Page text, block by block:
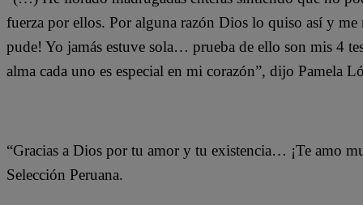
fuerza por ellos. Por alguna razón Dios lo quiso así y me
pude! Yo jamás estuve sola… prueba de ello son mis 4
alma cada uno es especial en mi corazón”, dijo Pamela
“Gracias a Dios por tu amor y tu existencia… ¡Te amo
Selección Peruana.